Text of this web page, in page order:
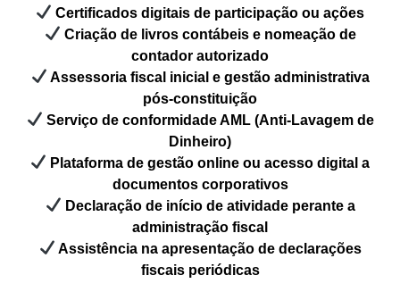
Certificados digitais de participação ou ações
Criação de livros contábeis e nomeação de
contador autorizado
Assessoria fiscal inicial e gestão administrativa
pós-constituição
Serviço de conformidade AML (Anti-Lavagem de
Dinheiro)
Plataforma de gestão online ou acesso digital a
documentos corporativos
Declaração de início de atividade perante a
administração fiscal
Assistência na apresentação de declarações
fiscais periódicas